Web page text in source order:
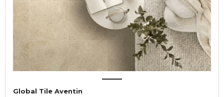
Global Tile Aventin